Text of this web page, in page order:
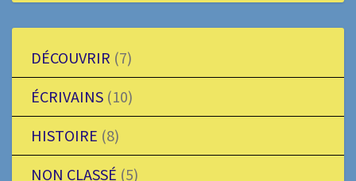
DÉCOUVRIR (7)
ÉCRIVAINS (10)
HISTOIRE (8)
NON CLASSÉ (5)